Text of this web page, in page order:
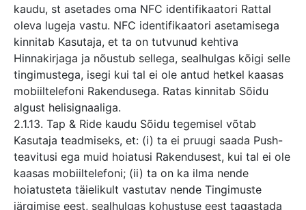
kaudu, st asetades oma NFC identifikaatori Rattal
oleva lugeja vastu. NFC identifikaatori asetamisega
kinnitab Kasutaja, et ta on tutvunud kehtiva
Hinnakirjaga ja nõustub sellega, sealhulgas kõigi selle
tingimustega, isegi kui tal ei ole antud hetkel kaasas
mobiiltelefoni Rakendusega. Ratas kinnitab Sõidu
algust helisignaaliga.
2.1.13. Tap & Ride kaudu Sõidu tegemisel võtab
Kasutaja teadmiseks, et: (i) ta ei pruugi saada Push-
teavitusi ega muid hoiatusi Rakendusest, kui tal ei ole
kaasas mobiiltelefoni; (ii) ta on ka ilma nende
hoiatusteta täielikult vastutav nende Tingimuste
järgimise eest, sealhulgas kohustuse eest tagastada